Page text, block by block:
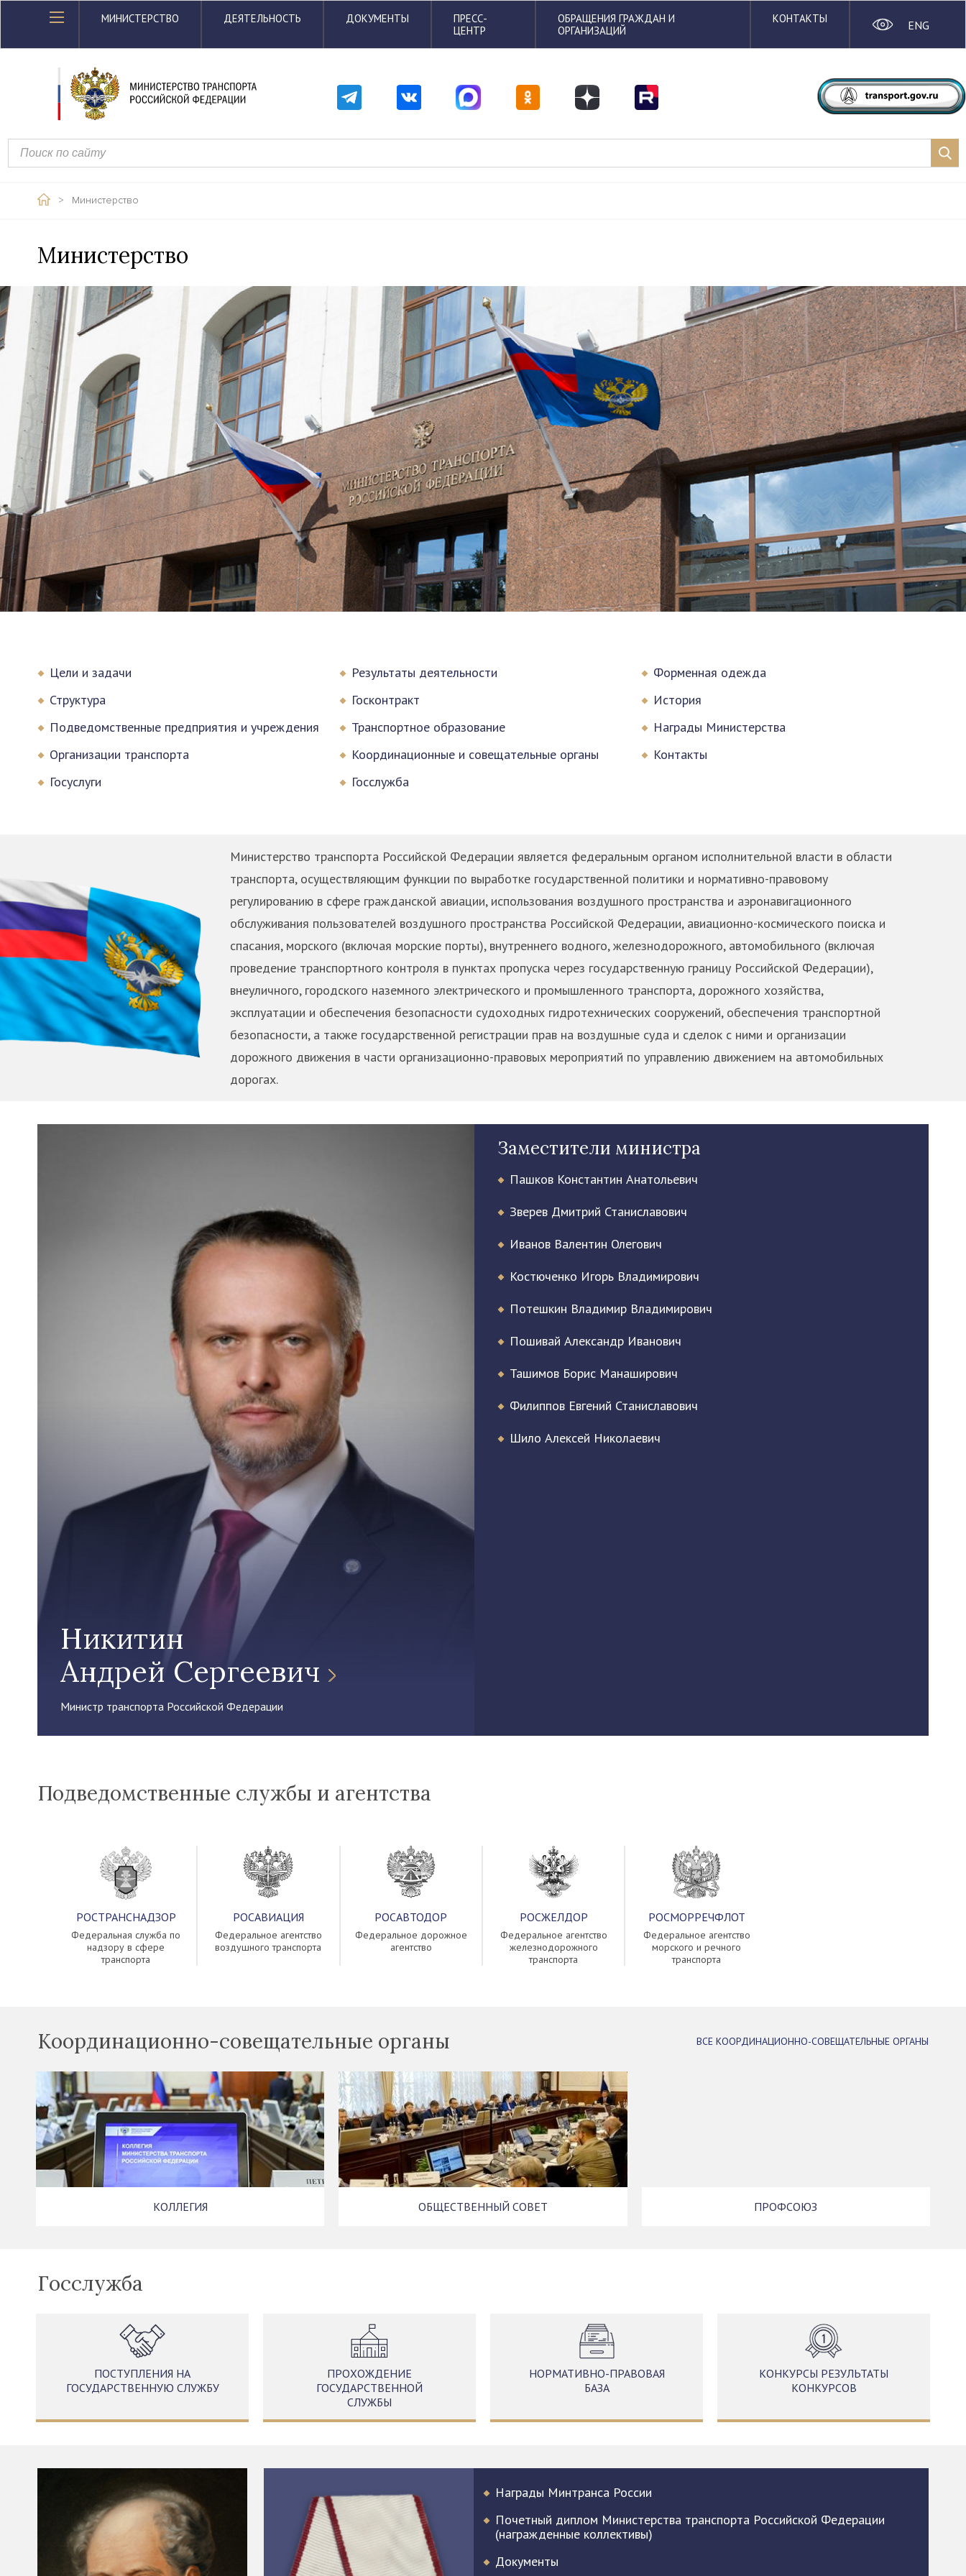
МИНИСТЕРСТВО ДЕЯТЕЛЬНОСТЬ ДОКУМЕНТЫ
ПРЕСС-
ЦЕНТР
ОБРАЩЕНИЯ ГРАЖДАН И
ОРГАНИЗАЦИЙ
КОНТАКТЫ ENG
> Министерство
Министерство
Цели и задачи
Структура
Подведомственные предприятия и учреждения
Организации транспорта
Госуслуги
Результаты деятельности
Госконтракт
Транспортное образование
Координационные и совещательные органы
Госслужба
Форменная одежда
История
Награды Министерства
Контакты
Министерство транспорта Российской Федерации является федеральным органом исполнительной власти в области
транспорта, осуществляющим функции по выработке государственной политики и нормативно-правовому
регулированию в сфере гражданской авиации, использования воздушного пространства и аэронавигационного
обслуживания пользователей воздушного пространства Российской Федерации, авиационно-космического поиска и
спасания, морского (включая морские порты), внутреннего водного, железнодорожного, автомобильного (включая
проведение транспортного контроля в пунктах пропуска через государственную границу Российской Федерации),
внеуличного, городского наземного электрического и промышленного транспорта, дорожного хозяйства,
эксплуатации и обеспечения безопасности судоходных гидротехнических сооружений, обеспечения транспортной
безопасности, а также государственной регистрации прав на воздушные суда и сделок с ними и организации
дорожного движения в части организационно-правовых мероприятий по управлению движением на автомобильных
дорогах.
Никитин
Андрей Сергеевич
Министр транспорта Российской Федерации
Заместители министра
Пашков Константин Анатольевич
Зверев Дмитрий Станиславович
Иванов Валентин Олегович
Костюченко Игорь Владимирович
Потешкин Владимир Владимирович
Пошивай Александр Иванович
Ташимов Борис Манаширович
Филиппов Евгений Станиславович
Шило Алексей Николаевич
Подведомственные службы и агентства
РОСТРАНСНАДЗОР
Федеральная служба по
надзору в сфере
транспорта
РОСАВИАЦИЯ
Федеральное агентство
воздушного транспорта
РОСАВТОДОР
Федеральное дорожное
агентство
РОСЖЕЛДОР
Федеральное агентство
железнодорожного
транспорта
РОСМОРРЕЧФЛОТ
Федеральное агентство
морского и речного
транспорта
Координационно-совещательные органы ВСЕ КООРДИНАЦИОННО-СОВЕЩАТЕЛЬНЫЕ ОРГАНЫ
КОЛЛЕГИЯ ОБЩЕСТВЕННЫЙ СОВЕТ ПРОФСОЮЗ
Госслужба
ПОСТУПЛЕНИЯ НА
ГОСУДАРСТВЕННУЮ СЛУЖБУ
ПРОХОЖДЕНИЕ
ГОСУДАРСТВЕННОЙ
СЛУЖБЫ
НОРМАТИВНО-ПРАВОВАЯ
БАЗА
КОНКУРСЫ РЕЗУЛЬТАТЫ
КОНКУРСОВ
Награды Минтранса России
Почетный диплом Министерства транспорта Российской Федерации
(награжденные коллективы)
Документы